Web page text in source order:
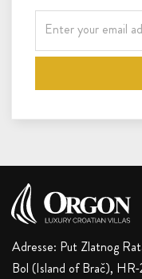
Adresse: Put Zlatnog
Bol (Island of Brač),